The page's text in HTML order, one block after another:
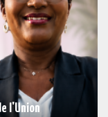
l'Union